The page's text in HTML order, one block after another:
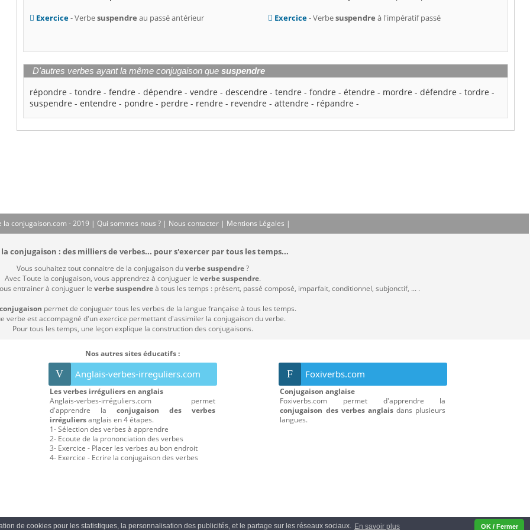
de cookies pour les statistiques, la personnalisation des publicités, et le partage sur les réseaux sociaux. En savoir plus OK / Fermer
Exercice- Verbesuspendre au passé antérieur
Exercice- Verbesuspendre à l'impératif passé
D'autres verbes ayant la même conjugaison quesuspendre
répondre -tondre -fendre -dépendre -vendre -descendre -tendre -fondre -étendre - mordre -défendre -tordre -
suspendre -entendre - pondre - perdre - rendre - revendre -attendre - répandre -
la conjugaison.com - 2019 | Qui sommes nous ? | Nous contacter | Mentions Légales |
conjugaison : des milliers de verbes... pour s'exercer par tous les temps...
Vous souhaitez tout connaitre de la conjugaison duverbe suspendre?
Avec Toute la conjugaison, vous apprendrez à conjuguer le verbe suspendre.
entrainer à conjuguer le verbe suspendreà tous les temps : présent, passé composé, imparfait, conditionnel, subjonctif, ... .
permet de conjuguer tous les verbes de la langue française à tous les temps.
verbe est accompagné d'un exercice permettant d'assimiler la conjugaison du verbe.
Pour tous les temps, une leçon explique la construction des conjugaisons.
Nos autres sites éducatifs :
V Anglais-verbes-irreguliers.com
Les verbes irréguliers en anglais
Anglais-verbes-irréguliers.com permet
d'apprendre la conjugaison des verbes
irréguliersanglais en 4 étapes.
1- Sélection des verbes à apprendre
2- Ecoute de la prononciation des verbes
3- Exercice - Placer les verbes au bon endroit
4- Exercice - Ecrire la conjugaison des verbes
F Foxiverbs.com
Conjugaison anglaise
Foxiverbs.com permet d'apprendre la
conjugaison des verbes anglaisdans plusieurs
langues.